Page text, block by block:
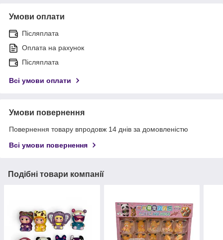
Умови оплати
Післяплата
Оплата на рахунок
Післяплата
Всі умови оплати
Умови повернення
Повернення товару впродовж 14 днів за домовленістю
Всі умови повернення
Подібні товари компанії